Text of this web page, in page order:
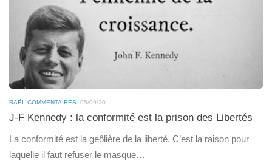
RAËL-COMMENTAIRES 05/09/20
J-F Kennedy : la conformité est la prison des Libertés
La conformité est la geôlière de la liberté. C’est la raison pour
laquelle il faut refuser le masque…